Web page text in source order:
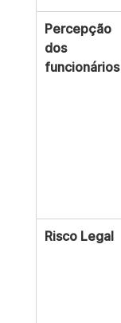
Percepção
dos
funcionários
Risco Legal